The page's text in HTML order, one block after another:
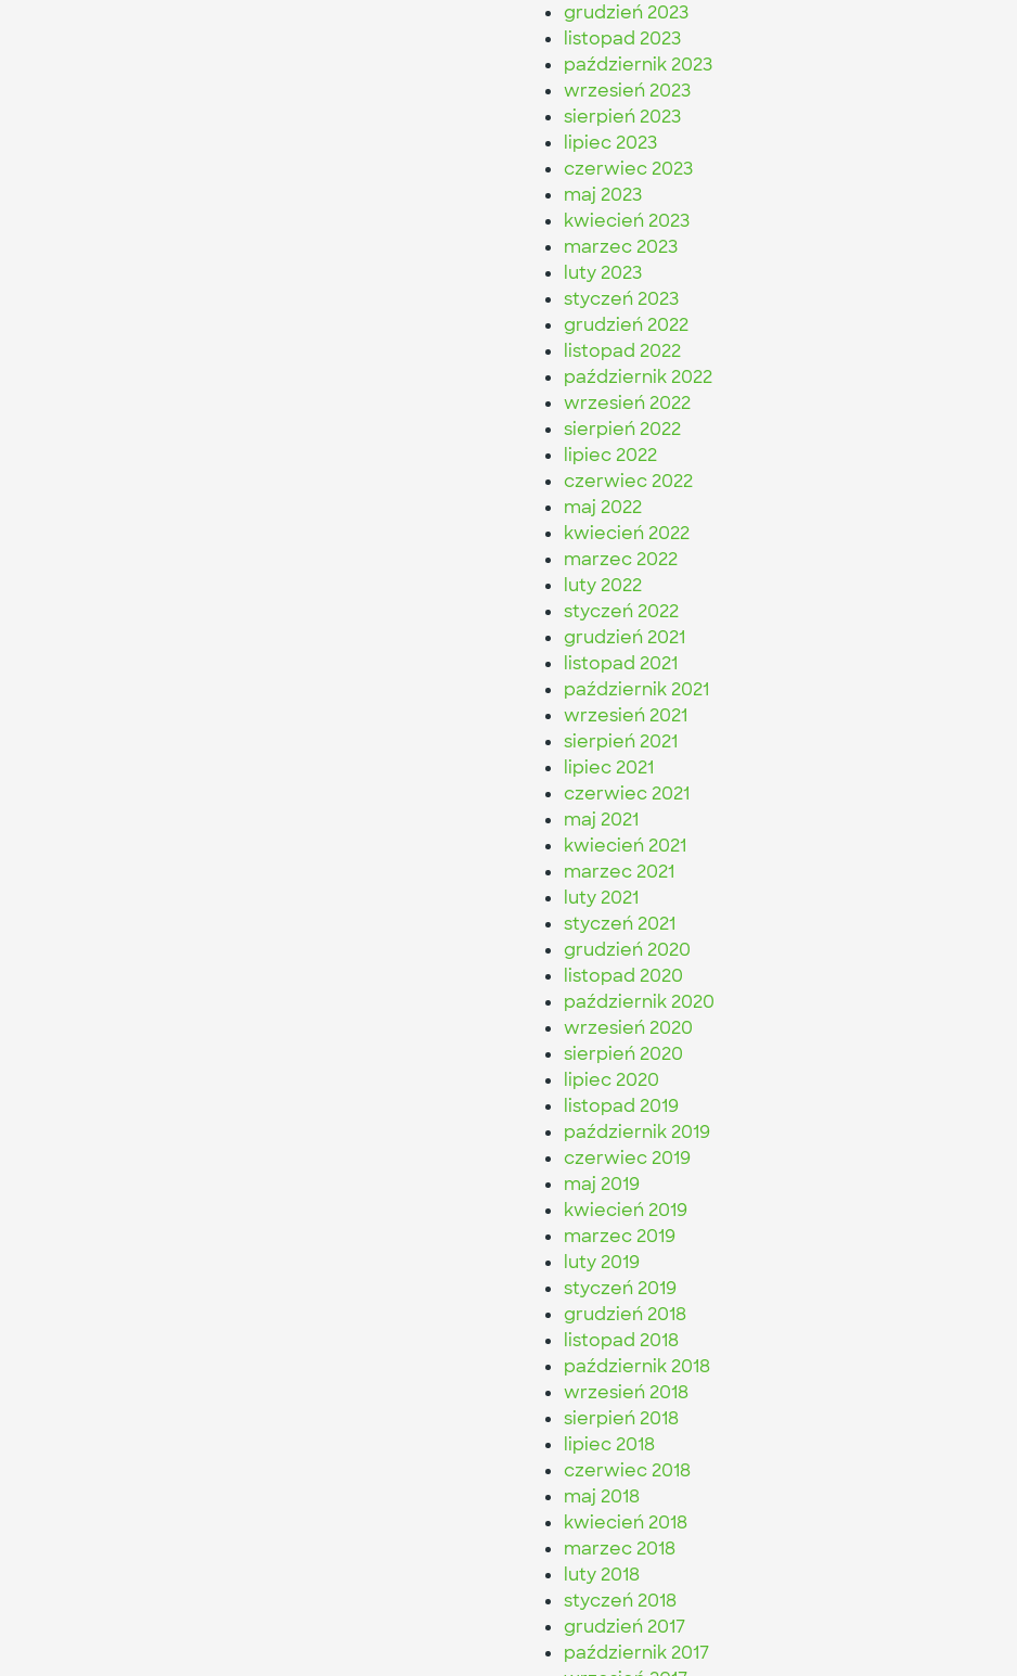
grudzień 2023
listopad 2023
październik 2023
wrzesień 2023
sierpień 2023
lipiec 2023
czerwiec 2023
maj 2023
kwiecień 2023
marzec 2023
luty 2023
styczeń 2023
grudzień 2022
listopad 2022
październik 2022
wrzesień 2022
sierpień 2022
lipiec 2022
czerwiec 2022
maj 2022
kwiecień 2022
marzec 2022
luty 2022
styczeń 2022
grudzień 2021
listopad 2021
październik 2021
wrzesień 2021
sierpień 2021
lipiec 2021
czerwiec 2021
maj 2021
kwiecień 2021
marzec 2021
luty 2021
styczeń 2021
grudzień 2020
listopad 2020
październik 2020
wrzesień 2020
sierpień 2020
lipiec 2020
listopad 2019
październik 2019
czerwiec 2019
maj 2019
kwiecień 2019
marzec 2019
luty 2019
styczeń 2019
grudzień 2018
listopad 2018
październik 2018
wrzesień 2018
sierpień 2018
lipiec 2018
czerwiec 2018
maj 2018
kwiecień 2018
marzec 2018
luty 2018
styczeń 2018
grudzień 2017
październik 2017